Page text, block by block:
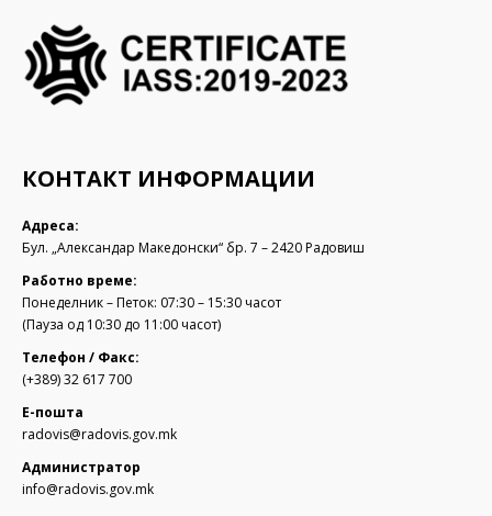
КОНТАКТ ИНФОРМАЦИИ
Адреса:
Бул. „Александар Македонски“ бр. 7 – 2420 Радовиш
Работно време:
Понеделник – Петок: 07:30 – 15:30 часот
(Пауза од 10:30 до 11:00 часот)
Телефон / Факс:
(+389) 32 617 700
Е-пошта
radovis@radovis.gov.mk
Администратор
info@radovis.gov.mk